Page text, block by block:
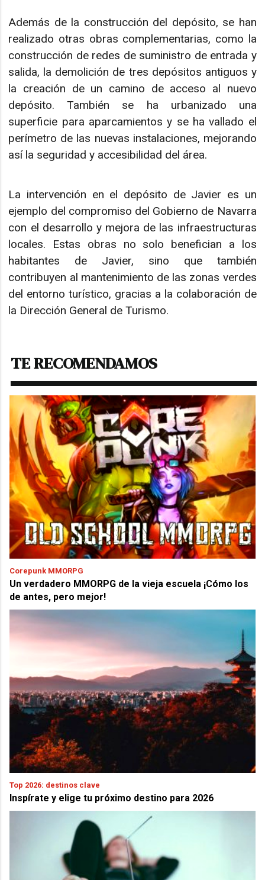
Además de la construcción del depósito, se han
realizado otras obras complementarias, como la
construcción de redes de suministro de entrada y
salida, la demolición de tres depósitos antiguos y
la creación de un camino de acceso al nuevo
depósito. También se ha urbanizado una
superficie para aparcamientos y se ha vallado el
perímetro de las nuevas instalaciones, mejorando
así la seguridad y accesibilidad del área.
La intervención en el depósito de Javier es un
ejemplo del compromiso del Gobierno de Navarra
con el desarrollo y mejora de las infraestructuras
locales. Estas obras no solo benefician a los
habitantes de Javier, sino que también
contribuyen al mantenimiento de las zonas verdes
del entorno turístico, gracias a la colaboración de
la Dirección General de Turismo.
TE RECOMENDAMOS
Corepunk MMORPG
Un verdadero MMORPG de la vieja escuela ¡Cómo los
de antes, pero mejor!
Top 2026: destinos clave
Inspírate y elige tu próximo destino para 2026